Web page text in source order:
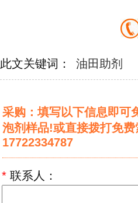
此文关键词： 油田助剂
采购：填写以下信息即可
泡剂样品!或直接拨打免费
17722334787
* 联系人：